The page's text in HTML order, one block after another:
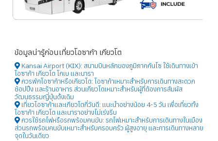
ข้อมูลน่ารู้ก่อนเที่ยวโอซาก้า เกียวโต
Kansai Airport (KIX): สนามบินหลักของภูมิภาคคันไซ ใช้เดินทางเข้า
โอซาก้า เกียวโต โกเบ และนารา
ควรพักโอซาก้าหรือเกียวโต: โอซาก้าเหมาะสำหรับการเดินทางสะดวก
ช้อปปิ้ง และร้านอาหาร ส่วนเกียวโตเหมาะสำหรับผู้ที่ต้องการสัมผัส
วัฒนธรรมญี่ปุ่นดั้งเดิม
เที่ยวโอซาก้าและเกียวโตกี่วันดี: แนะนำอย่างน้อย 4-5 วัน เพื่อเที่ยวทั้ง
โอซาก้า เกียวโต และนาราอย่างไม่เร่งรีบ
ควรใช้รถไฟหรือรถพร้อมคนขับ: รถไฟเหมาะสำหรับการเดินทางในเมือง
ส่วนรถพร้อมคนขับเหมาะสำหรับครอบครัว ผู้สูงอายุ และการเดินทางหลาย
จุดในวันเดียว